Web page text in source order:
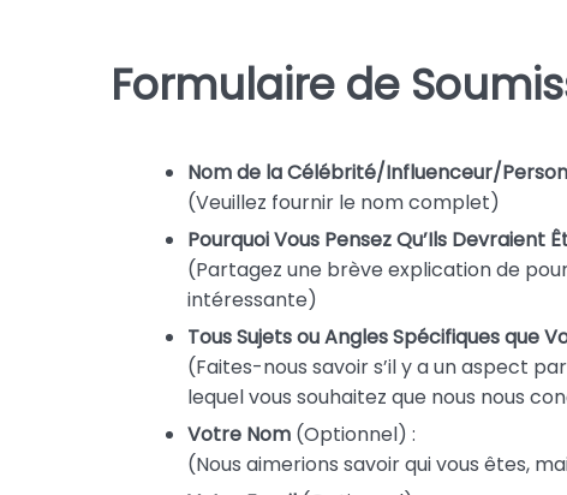
Formulaire de
Nom de la Célébrité/Influenceur/
(Veuillez fournir le nom complet)
Pourquoi Vous Pensez Qu’Ils Devraient
(Partagez une brève explication de
intéressante)
Tous Sujets ou Angles Spécifiques que
(Faites-nous savoir s’il y a un aspect
lequel vous souhaitez que nous nous
Votre Nom (Optionnel) :
(Nous aimerions savoir qui vous êtes,